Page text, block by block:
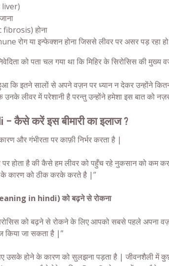
liver)
fibrosis) होना
रोग या इन्फेक्शन होना जिससे लीवर पर असर पड़ रहा हो
को पता चल गया था कि मिहिर के सिरोसिस की
कि इतने सालों से अपने वज़न पर ध्यान न देकर उन्होंने
लीवर में परेशानी है परन्तु उन्होंने हमेशा इस बात को
कैसे करें इस बीमारी का इलाज ?
और गंभीरता पर काफ़ी निर्भर करता है |
इस पर होता है की कैसे हम लीवर को पहुँच रहे नुकसान को
के कारण को ठीक करके करते है |”
in hindi) को बढ़ने से रोकना
को बढ़ने से रोकने के लिए आपको सबसे पहले अपना
किया जा सकता है |”
उसके होने के कारण को सुलझना पड़ता है | जीवनशैली में